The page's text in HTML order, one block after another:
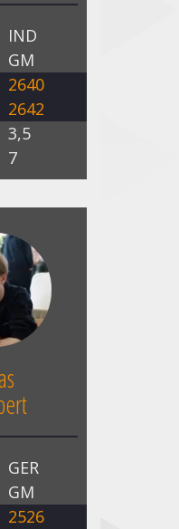
IND
GM
2640
2642
3,5
7
GER
GM
2526